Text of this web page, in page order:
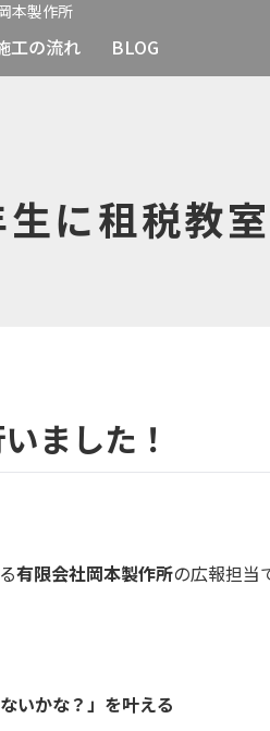
本製作所
工の流れ BLOG
に租税教
ました！
有限会社岡本製作所の広報担当
いかな？」を叶える